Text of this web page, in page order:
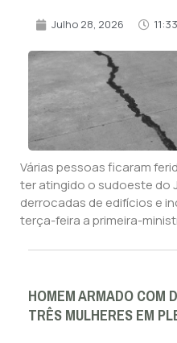
Julho 28, 2026 11:33
Várias pessoas ficaram
ter atingido o sudoeste do
derrocadas de edifícios e
terça-feira a primeira-
HOMEM ARMADO COM
TRÊS MULHERES EM